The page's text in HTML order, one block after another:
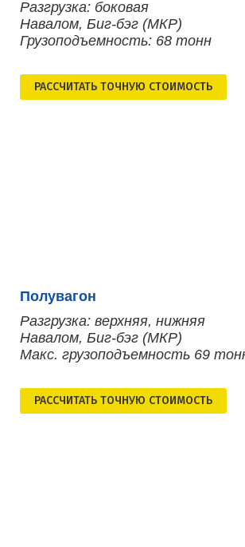
Разгрузка: боковая
Навалом, Биг-бэг (МКР)
Грузоподъемность: 68 тонн
РАСCЧИТАТЬ ТОЧНУЮ СТОИМОСТЬ
Полувагон
Разгрузка: верхняя, нижняя
Навалом, Биг-бэг (МКР)
Макс. грузоподъемность 69
РАСCЧИТАТЬ ТОЧНУЮ СТОИМОСТЬ